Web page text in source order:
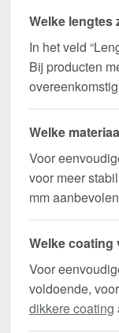
Welke lengtes
In het veld
Bij producten
Welke
Voor
voor meer
mm
Welke
Voor
voldoende,
dikkere coating